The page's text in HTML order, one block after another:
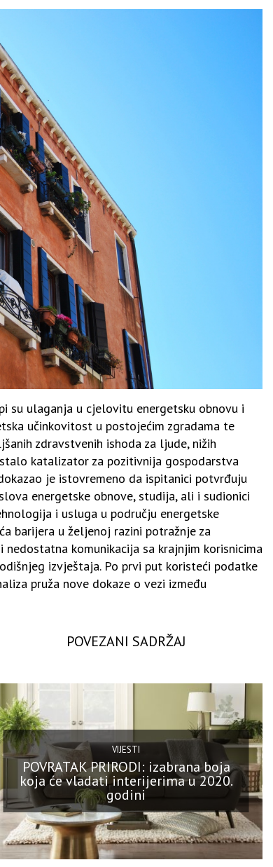
su ulaganja u cjelovitu energetsku obnovu i
učinkovitost u postojećim zgradama te
zdravstvenih ishoda za ljude, nižih
katalizator za pozitivnija gospodarstva
je istovremeno da ispitanici potvrđuju
energetske obnove, studija, ali i sudionici
i usluga u području energetske
barijera u željenoj razini potražnje za
komunikacija sa krajnjim korisnicima
izvještaja. Po prvi put koristeći podatke
pruža nove dokaze o vezi između
POVEZANI SADRŽAJ
VIJESTI
POVRATAK PRIRODI: izabrana boja
koja će vladati interijerima u 2020.
godini